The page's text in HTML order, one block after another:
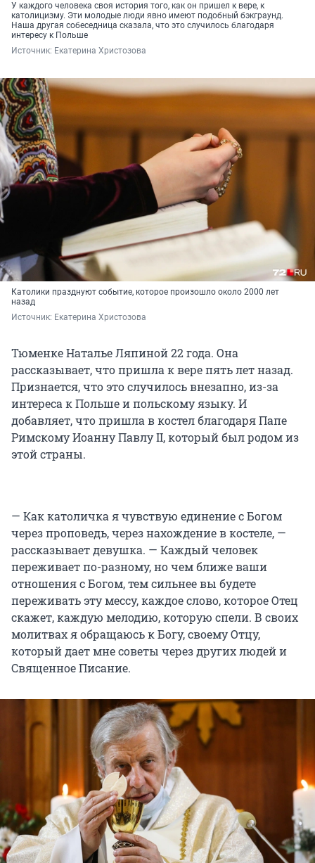
У каждого человека своя история того, как он пришел к вере, к
католицизму. Эти молодые люди явно имеют подобный бэкграунд.
Наша другая собеседница сказала, что это случилось благодаря
интересу к Польше
Источник: Екатерина Христозова
Католики празднуют событие, которое произошло около 2000 лет
назад
Источник: Екатерина Христозова
Тюменке Наталье Ляпиной 22 года. Она
рассказывает, что пришла к вере пять лет назад.
Признается, что это случилось внезапно, из-за
интереса к Польше и польскому языку. И
добавляет, что пришла в костел благодаря Папе
Римскому Иоанну Павлу II, который был родом из
этой страны.
— Как католичка я чувствую единение с Богом
через проповедь, через нахождение в костеле, —
рассказывает девушка. — Каждый человек
переживает по-разному, но чем ближе ваши
отношения с Богом, тем сильнее вы будете
переживать эту мессу, каждое слово, которое Отец
скажет, каждую мелодию, которую спели. В своих
молитвах я обращаюсь к Богу, своему Отцу,
который дает мне советы через других людей и
Священное Писание.